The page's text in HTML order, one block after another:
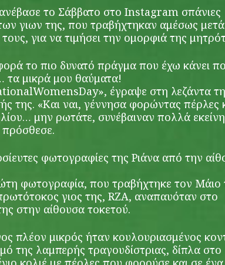
το Σάββατο στο Instagram σπάνιες
γιων της, που τραβήχτηκαν αμέσως
για να τιμήσει την ομορφιά της
το πιο δυνατό πράγμα που έχω κάνει
τα μικρά μου θαύματα!
έγραψε στη λεζάντα
της. «Και ναι, γέννησα φορώντας πέρλες
μην ρωτάτε, συνέβαιναν πολλά
πρόσθεσε.
φωτογραφίες της Ριάνα από την
φωτογραφία, που τραβήχτηκε τον Μάιο
γιος της, RZA, αναπαυόταν στο
στην αίθουσα τοκετού.
πλέον μικρός ήταν κουλουριασμένος
της λαμπερής τραγουδίστριας, δίπλα στο